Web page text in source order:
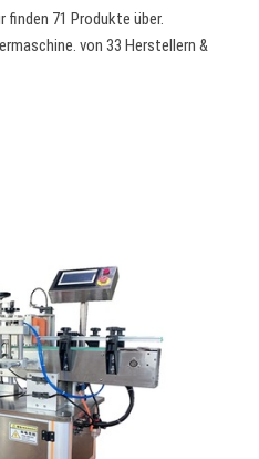
finden 71 Produkte über.
von 33 Herstellern &